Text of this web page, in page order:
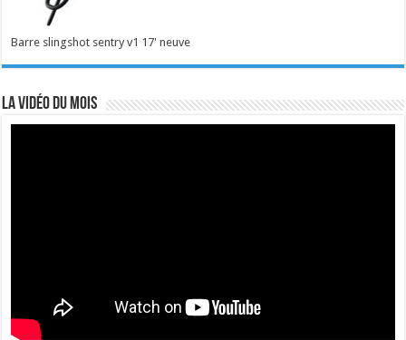
Barre slingshot sentry v1 17' neuve
La vidéo du mois